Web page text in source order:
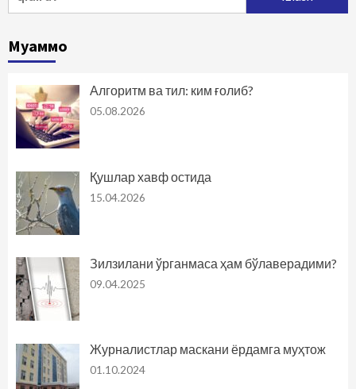
Муаммо
Алгоритм ва тил: ким ғолиб?
05.08.2026
Қушлар хавф остида
15.04.2026
Зилзилани ўрганмаса ҳам бўлаверадими?
09.04.2025
Журналистлар маскани ёрдамга муҳтож
01.10.2024